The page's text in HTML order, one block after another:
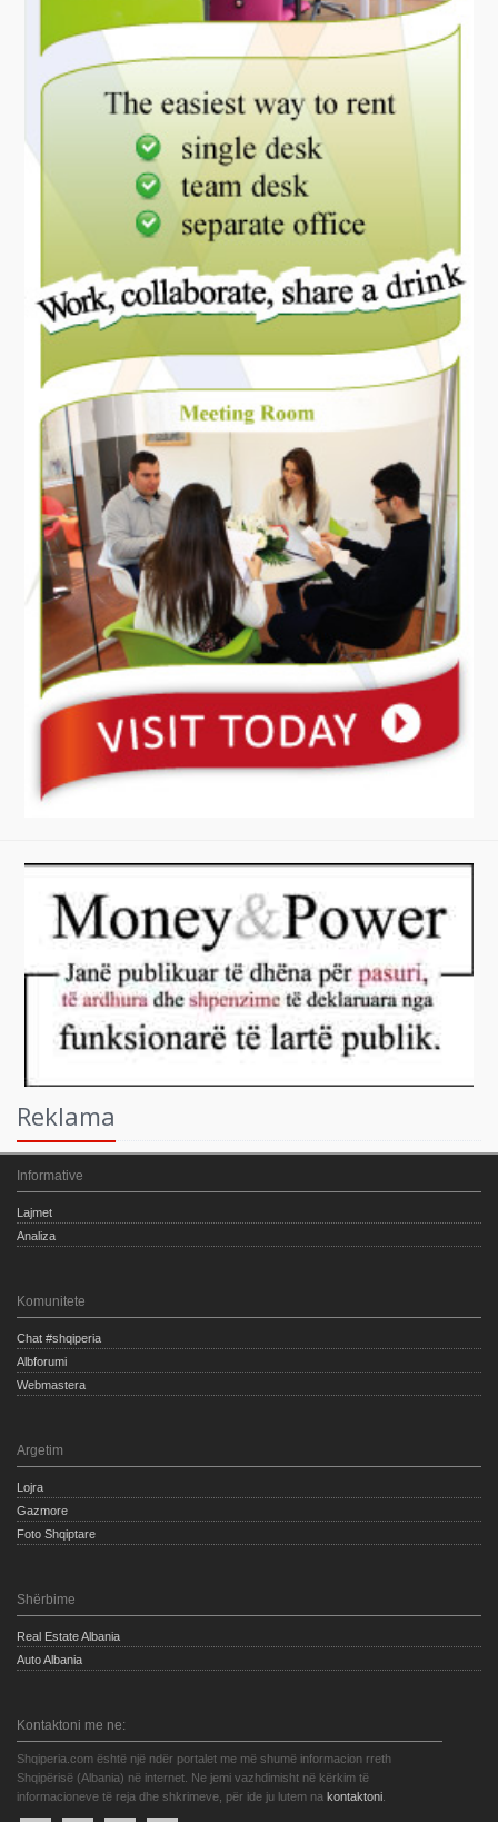
Reklama
Informative
Lajmet
Analiza
Komunitete
Chat #shqiperia
Albforumi
Webmastera
Argetim
Lojra
Gazmore
Foto Shqiptare
Shërbime
Real Estate Albania
Auto Albania
Kontaktoni me ne:
Shqiperia.com është një ndër portalet me më shumë informacion rreth
Shqipërisë (Albania) në internet. Ne jemi vazhdimisht në kërkim të
informacioneve të reja dhe shkrimeve, për ide ju lutem na kontaktoni